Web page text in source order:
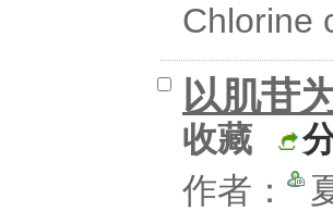
Chlorine
以肌苷
收藏
作者：